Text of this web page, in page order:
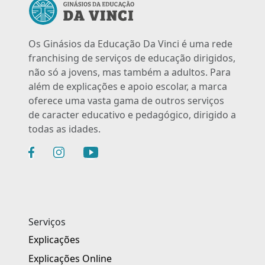
Os Ginásios da Educação Da Vinci é uma rede
franchising de serviços de educação dirigidos,
não só a jovens, mas também a adultos. Para
além de explicações e apoio escolar, a marca
oferece uma vasta gama de outros serviços
de caracter educativo e pedagógico, dirigido a
todas as idades.
Serviços
Explicações
Explicações Online